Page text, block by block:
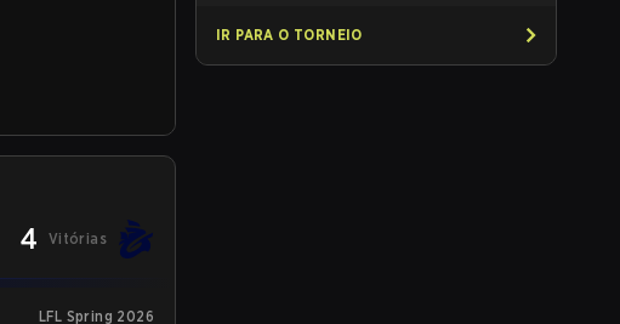
4 Vitórias
LFL Spring 2026
IR PARA O TORNEIO